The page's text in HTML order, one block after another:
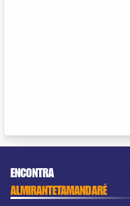
ENCONTRA
ALMIRANTETAMANDARÉ